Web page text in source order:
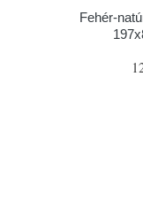
Fehér-